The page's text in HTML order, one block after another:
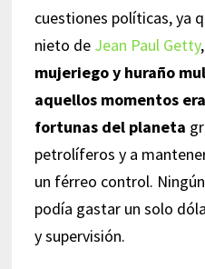
cuestiones políticas, ya
nieto de Jean Paul Getty,
mujeriego y huraño
aquellos momentos
fortunas del planeta
petrolíferos y a
un férreo control.
podía gastar un solo
y supervisión.